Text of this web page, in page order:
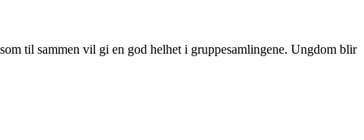
til sammen vil gi en god helhet i gruppesamlingene. Ungdom blir